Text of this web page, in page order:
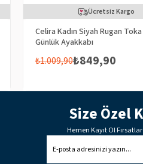
Celira Kadın Siyah Rugan
Günlük Ayakkabı
₺849,90
₺1.009,90
Ücretsiz Kargo
Size Özel
Hemen Kayıt Ol